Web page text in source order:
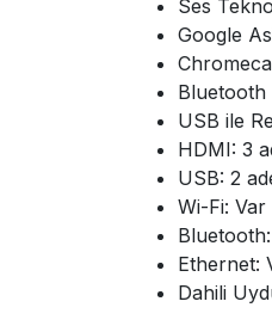
Ses
Google
Bluetooth
USB ile
HDMI: 3
USB: 2
Wi-Fi: Var
Ethernet:
Dahili